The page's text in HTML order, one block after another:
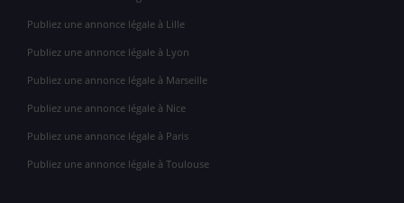
Publiez une annonce légale à Lille
Publiez une annonce légale à Lyon
Publiez une annonce légale à Marseille
Publiez une annonce légale à Nice
Publiez une annonce légale à Paris
Publiez une annonce légale à Toulouse